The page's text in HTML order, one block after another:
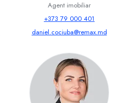
Agent imobiliar
+373 79 000 401
daniel.cociuba@remax.md